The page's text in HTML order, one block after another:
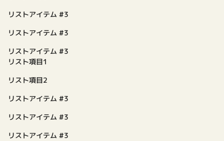
リストアイテム #3
リストアイテム #3
リストアイテム #3
リスト項目1
リスト項目2
リストアイテム #3
リストアイテム #3
リストアイテム #3